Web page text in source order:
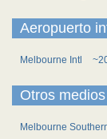
Aeropuerto
Melbourne Intl
Otros
Melbourne